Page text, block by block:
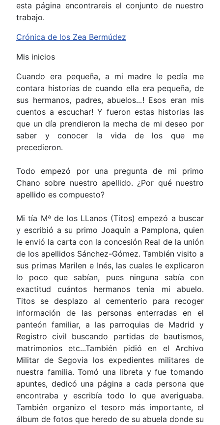
esta página encontrareis el conjunto de nuestro
trabajo.
Crónica de los Zea Bermúdez
Mis inicios
Cuando era pequeña, a mi madre le pedía me
contara historias de cuando ella era pequeña, de
sus hermanos, padres, abuelos...! Esos eran mis
cuentos a escuchar! Y fueron estas historias las
que un día prendieron la mecha de mi deseo por
saber y conocer la vida de los que me
precedieron.
Todo empezó por una pregunta de mi primo
Chano sobre nuestro apellido. ¿Por qué nuestro
apellido es compuesto?
Mi tía Mª de los LLanos (Titos) empezó a buscar
y escribió a su primo Joaquín a Pamplona, quien
le envió la carta con la concesión Real de la unión
de los apellidos Sánchez-Gómez. También visito a
sus primas Marilen e Inés, las cuales le explicaron
lo poco que sabían, pues ninguna sabía con
exactitud cuántos hermanos tenía mi abuelo.
Titos se desplazo al cementerio para recoger
información de las personas enterradas en el
panteón familiar, a las parroquias de Madrid y
Registro civil buscando partidas de bautismos,
matrimonios etc...También pidió en el Archivo
Militar de Segovia los expedientes militares de
nuestra familia. Tomó una libreta y fue tomando
apuntes, dedicó una página a cada persona que
encontraba y escribía todo lo que averiguaba.
También organizo el tesoro más importante, el
álbum de fotos que heredo de su abuela donde su